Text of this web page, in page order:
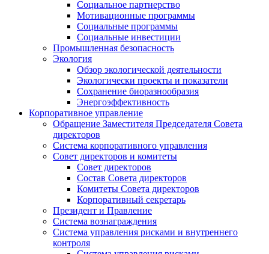
Социальное партнерство
Мотивационные программы
Социальные программы
Социальные инвестиции
Промышленная безопасность
Экология
Обзор экологической деятельности
Экологически проекты и показатели
Сохранение биоразнообразия
Энергоэффективность
Корпоративное управление
Обращение Заместителя Председателя Совета
директоров
Система корпоративного управления
Совет директоров и комитеты
Совет директоров
Состав Совета директоров
Комитеты Совета директоров
Корпоративный секретарь
Президент и Правление
Система вознаграждения
Система управления рисками и внутреннего
контроля